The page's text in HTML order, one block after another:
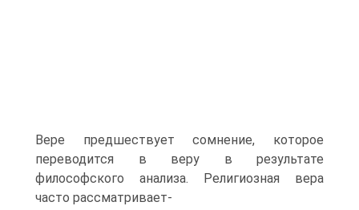
Вере предшествует сомнение, которое
переводится в веру в результате
философского анализа. Религиозная вера
часто рассматривает-